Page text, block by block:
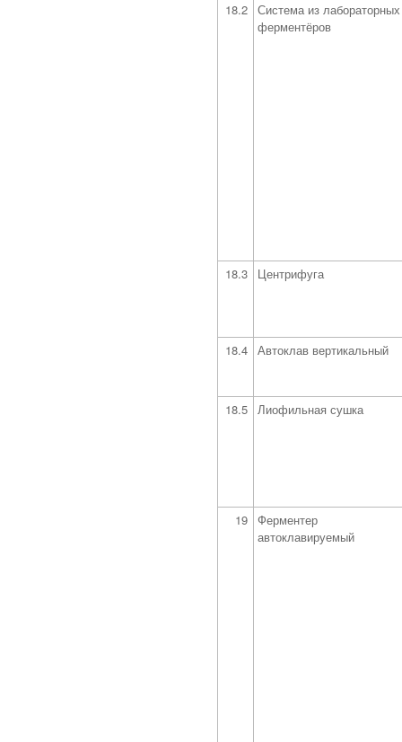
18.2 Система из лабораторных
ферментёров
18.3 Центрифуга
18.4 Автоклав вертикальный
18.5 Лиофильная сушка
19 Ферментер
автоклавируемый